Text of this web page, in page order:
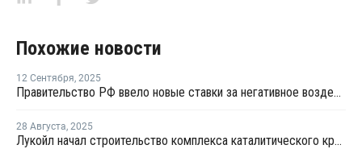
Похожие новости
12 Сентября, 2025
Правительство РФ ввело новые ставки за негативное воздействие химвеществ на окружающую среду
28 Августа, 2025
Лукойл начал строительство комплекса каталитического крекинга на Пермском НПЗ